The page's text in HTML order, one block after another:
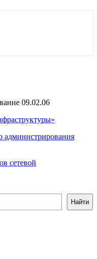
09.02.06
администрирования
сетевой
Найти